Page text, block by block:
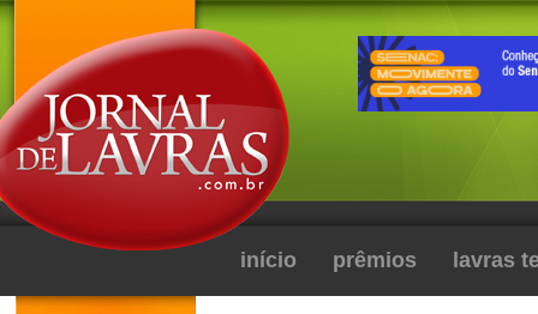
início prêmios lavras